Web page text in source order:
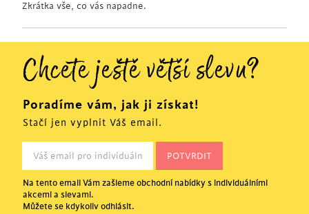
Zkrátka vše, co vás napadne.
Chcete ještě větší slevu?
Poradíme vám, jak ji získat!
Stačí jen vyplnit Váš email.
Na tento email Vám zašleme obchodní nabídky s individuálními
akcemi a slevami.
Můžete se kdykoliv odhlásit.